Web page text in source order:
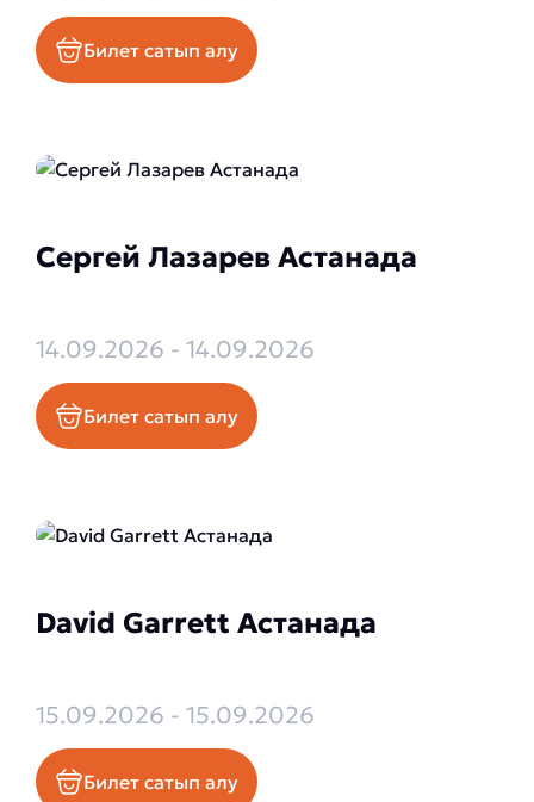
Билет сатып алу
Сергей Лазарев Астанада
14.09.2026 - 14.09.2026
Билет сатып алу
David Garrett Астанада
15.09.2026 - 15.09.2026
Билет сатып алу